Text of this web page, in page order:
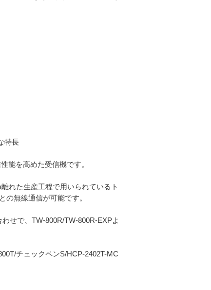
特長
能を高めた受信機です。
れた生産工程で用いられているト
の無線通信が可能です。
せで、TW-800R/TW-800R-EXPよ
チェックペンS/HCP-2402T-MC